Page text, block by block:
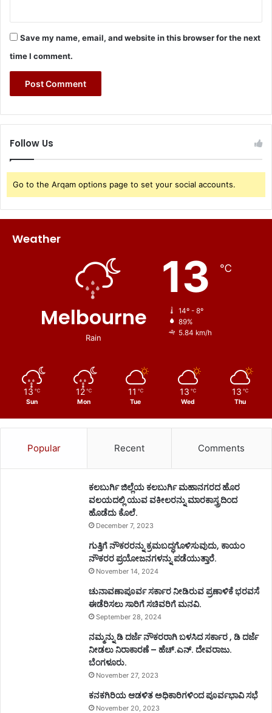
Save my name, email, and website in this browser for the next
time I comment.
Follow Us
Go to the Arqam options page to set your social accounts.
Weather
Melbourne
Rain
13 ℃
14º - 8º
89%
5.84 km/h
13 ℃
Sun
12 ℃
Mon
11 ℃
Tue
13 ℃
Wed
13 ℃
Thu
Popular Recent Comments
ಕಲಬುರ್ಗಿ ಜಿಲ್ಲೆಯ ಕಲಬುರ್ಗಿ ಮಹಾನಗರದ ಹೊರ
ವಲಯದಲ್ಲಿ ಯುವ ವಕೀಲರನ್ನು ಮಾರಕಾಸ್ತ್ರದಿಂದ
ಹೊಡೆದು ಕೊಲೆ.
December 7, 2023
ಗುತ್ತಿಗೆ ನೌಕರರನ್ನು ಕ್ರಮಬದ್ಧಗೊಳಿಸುವುದು, ಕಾಯಂ
ನೌಕರರ ಪ್ರಯೋಜನಗಳನ್ನು ಪಡೆಯುತ್ತಾರೆ.
November 14, 2024
ಚುನಾವಣಾಪೂರ್ವ ಸರ್ಕಾರ ನೀಡಿರುವ ಪ್ರಣಾಳಿಕೆ ಭರವಸೆ
ಈಡೆರಿಸಲು ಸಾರಿಗೆ ಸಚಿವರಿಗೆ ಮನವಿ.
September 28, 2024
ನಮ್ಮನ್ನು ಡಿ ದರ್ಜೆ ನೌಕರರಾಗಿ ಬಳಸಿದ ಸರ್ಕಾರ , ಡಿ ದರ್ಜೆ
ನೀಡಲು ನಿರಾಕಾರಣೆ – ಹೆಚ್.ಎನ್. ದೇವರಾಜು.
ಬೆಂಗಳೂರು.
November 27, 2023
ಕನಕಗಿರಿಯ ಆಡಳಿತ ಅಧಿಕಾರಿಗಳಿಂದ ಪೂರ್ವಭಾವಿ ಸಭೆ
November 20, 2023